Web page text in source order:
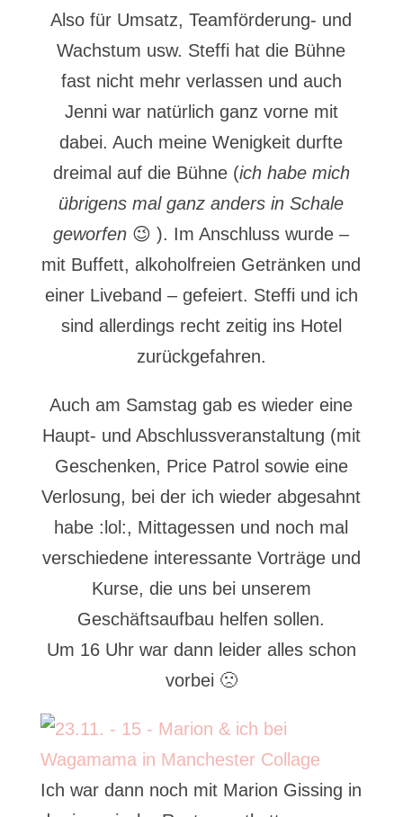
Also für Umsatz, Teamförderung- und
Wachstum usw. Steffi hat die Bühne
fast nicht mehr verlassen und auch
Jenni war natürlich ganz vorne mit
dabei. Auch meine Wenigkeit durfte
dreimal auf die Bühne (ich habe mich
übrigens mal ganz anders in Schale
geworfen 😉 ). Im Anschluss wurde –
mit Buffett, alkoholfreien Getränken und
einer Liveband – gefeiert. Steffi und ich
sind allerdings recht zeitig ins Hotel
zurückgefahren.
Auch am Samstag gab es wieder eine
Haupt- und Abschlussveranstaltung (mit
Geschenken, Price Patrol sowie eine
Verlosung, bei der ich wieder abgesahnt
habe :lol:, Mittagessen und noch mal
verschiedene interessante Vorträge und
Kurse, die uns bei unserem
Geschäftsaufbau helfen sollen.
Um 16 Uhr war dann leider alles schon
vorbei 🙁
Ich war dann noch mit Marion Gissing in